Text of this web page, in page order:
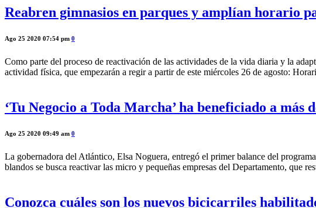
Reabren gimnasios en parques y amplían horario
Ago 25 2020 07:54 pm 0
Como parte del proceso de reactivación de las actividades de la vida diaria y la
actividad física, que empezarán a regir a partir de este miércoles 26 de agosto:
‘Tu Negocio a Toda Marcha’ ha beneficiado a
Ago 25 2020 09:49 am 0
La gobernadora del Atlántico, Elsa Noguera, entregó el primer balance del
blandos se busca reactivar las micro y pequeñas empresas del Departamento, que
Conozca cuáles son los nuevos bicicarriles